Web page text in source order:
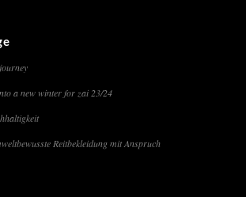
a new winter for zai 23/24
Reitbekleidung mit Anspruch